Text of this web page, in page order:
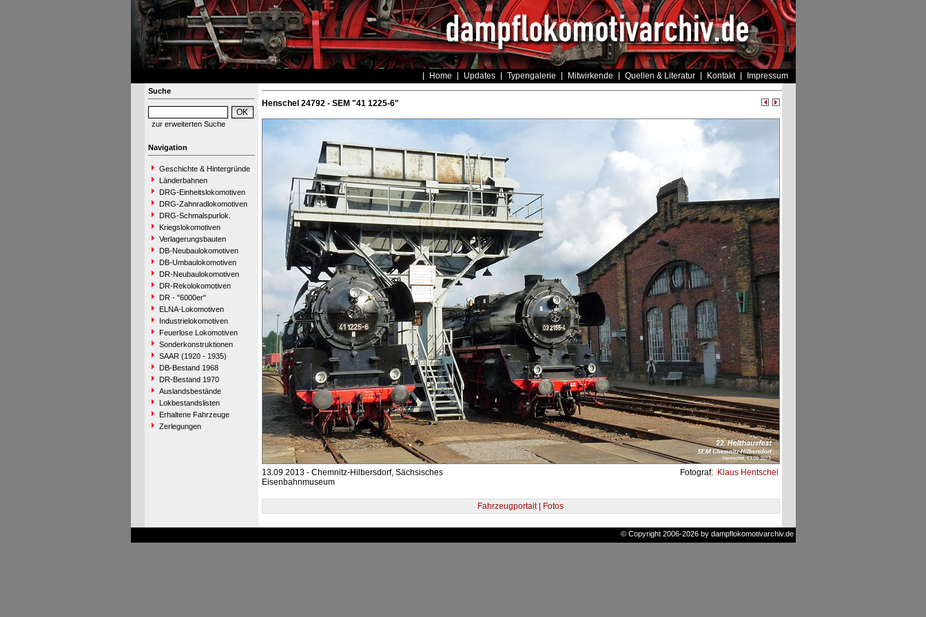
Home Updates Typengalerie Mitwirkende Quellen & Literatur Kontakt Impressum
Suche
zur erweiterten Suche
Navigation
Geschichte & Hintergründe
Länderbahnen
DRG-Einheitslokomotiven
DRG-Zahnradlokomotiven
DRG-Schmalspurlok.
Kriegslokomotiven
Verlagerungsbauten
DB-Neubaulokomotiven
DB-Umbaulokomotiven
DR-Neubaulokomotiven
DR-Rekolokomotiven
DR - "6000er"
ELNA-Lokomotiven
Industrielokomotiven
Feuerlose Lokomotiven
Sonderkonstruktionen
SAAR (1920 - 1935)
DB-Bestand 1968
DR-Bestand 1970
Auslandsbestände
Lokbestandslisten
Erhaltene Fahrzeuge
Zerlegungen
Henschel 24792 - SEM "41 1225-6"
13.09.2013 - Chemnitz-Hilbersdorf, Sächsisches
Eisenbahnmuseum
Fotograf: Klaus Hentschel
Fahrzeugportait | Fotos
© Copyright 2006-2026 by dampflokomotivarchiv.de